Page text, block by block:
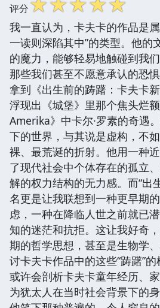
评分
我一直认为，卡夫卡的作品是
一读则深陷其中”的类型。他的
的魔力，能够轻易地触碰到我
那些我们甚至不愿意承认的恐
拿到《出生前的踌躇：卡夫卡
浮现出《城堡》里那个焦头烂
Amerika》中卡尔·罗素的奇遇
下的世界，与其说是虚构，不
裸、最荒诞的折射。他用一种
了现代社会中个体存在的孤立
解的权力结构的无力感。而“出
名更是让我联想到一种更早期
虑，一种在降临人世之前就已
知的迷茫和抗拒。这让我好奇
期的哲学思想，甚至是生物学
讨卡夫卡作品中的这些“踌躇”
或许会剖析卡夫卡童年经历、
为犹太人在当时社会背景下的